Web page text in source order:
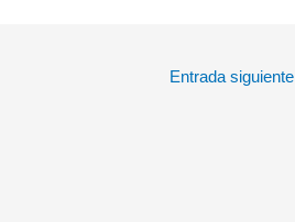
Entrada siguiente